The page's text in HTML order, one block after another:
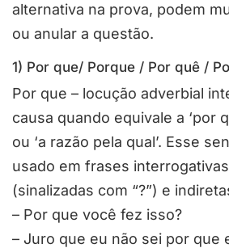
alternativa na prova, podem
ou anular a questão.
1) Por que/ Porque / Por quê /
Por que – locução adverbial
causa quando equivale a ‘por
ou ‘a razão pela qual’. Esse
usado em frases
(sinalizadas com “?”) e
– Por que você fez isso?
– Juro que eu não sei por que